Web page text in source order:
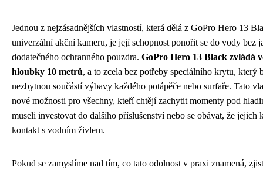
Jednou z nejzásadnějších vlastností, která dělá z GoPro Hero 13
univerzální akční kameru, je její schopnost ponořit se do vody bez
dodatečného ochranného pouzdra. GoPro Hero 13 Black zvládá
hloubky 10 metrů, a to zcela bez potřeby speciálního krytu, který
nezbytnou součástí výbavy každého potápěče nebo surfaře. Tato
nové možnosti pro všechny, kteří chtějí zachytit momenty pod
museli investovat do dalšího příslušenství nebo se obávat, že jejich
kontakt s vodním živlem.
Pokud se zamyslíme nad tím, co tato odolnost v praxi znamená,